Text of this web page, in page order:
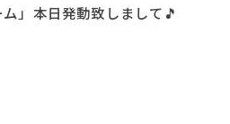
」本日発動致しまして🎵